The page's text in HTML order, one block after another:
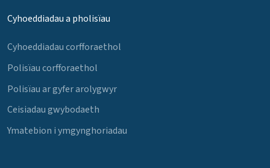
Cyhoeddiadau a pholisïau
Cyhoeddiadau corfforaethol
Polisïau corfforaethol
Polisïau ar gyfer arolygwyr
Ceisiadau gwybodaeth
Ymatebion i ymgynghoriadau